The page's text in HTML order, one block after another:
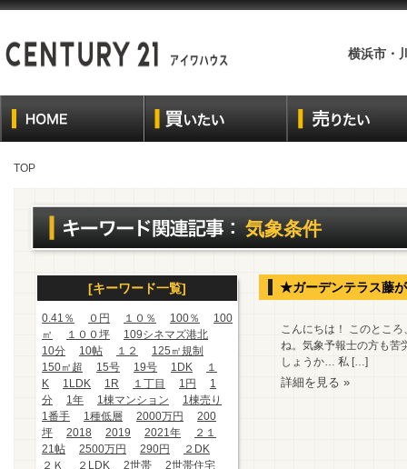
横浜市・
TOP
気象条件
[キーワード一覧]
0.41％ ０円 １０％ 100％
100
㎡
１００坪
109シネマズ港北
10分
10帖 １２
125㎡規制
150㎡超
15号 19号 1DK
１
K
1LDK 1R １丁目 1円
1
分
1年 1棟マンション
1棟売り
1番手
1種低層 2000万円
200
坪
2018 2019 2021年
２１
21帖
2500万円 290円
２DK
２Ｋ
２LDK 2世帯
2世帯住宅
★ガーデンテラス藤
こんにちは！ このとこ
ね。気象予報士の方も苦
しょうか… 私 […]
詳細を見る »